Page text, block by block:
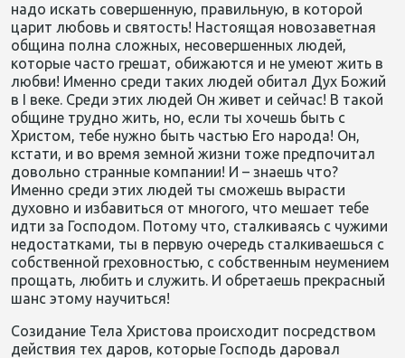
надо искать совершенную, правильную, в которой
царит любовь и святость! Настоящая новозаветная
община полна сложных, несовершенных людей,
которые часто грешат, обижаются и не умеют жить в
любви! Именно среди таких людей обитал Дух Божий
в I веке. Среди этих людей Он живет и сейчас! В такой
общине трудно жить, но, если ты хочешь быть с
Христом, тебе нужно быть частью Его народа! Он,
кстати, и во время земной жизни тоже предпочитал
довольно странные компании! И – знаешь что?
Именно среди этих людей ты сможешь вырасти
духовно и избавиться от многого, что мешает тебе
идти за Господом. Потому что, сталкиваясь с чужими
недостатками, ты в первую очередь сталкиваешься с
собственной греховностью, с собственным неумением
прощать, любить и служить. И обретаешь прекрасный
шанс этому научиться!
Созидание Тела Христова происходит посредством
действия тех даров, которые Господь даровал